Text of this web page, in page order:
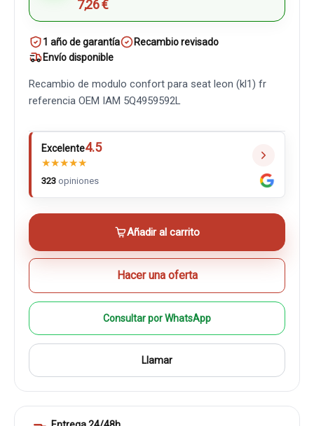
7,26 €
1 año de garantía
Recambio revisado
Envío disponible
Recambio de modulo confort para seat leon (kl1) fr
referencia OEM IAM 5Q4959592L
Excelente4.5
★★★★★
323 opiniones
Añadir al carrito
Hacer una oferta
Consultar por WhatsApp
Llamar